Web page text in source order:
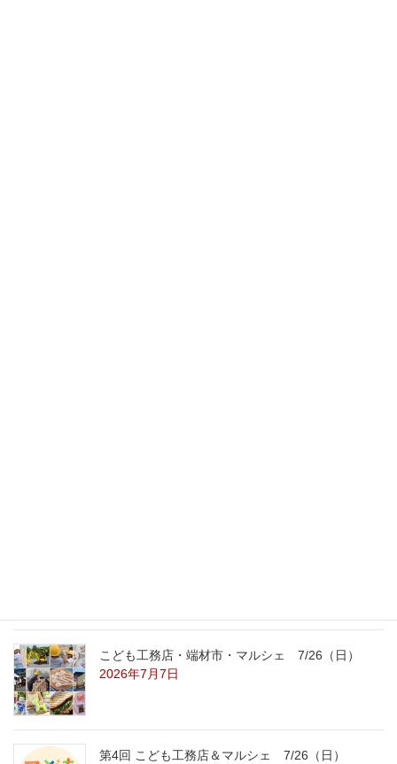
こども工務店・端材市・マルシェ 7/26（日）
2026年7月7日
第4回 こども工務店＆マルシェ 7/26（日）